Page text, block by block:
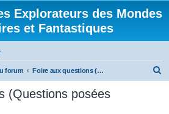
Explorateurs des Mondes
et Fantastiques
forum Foire aux questions (Questions posées fréquemment)
(Questions posées